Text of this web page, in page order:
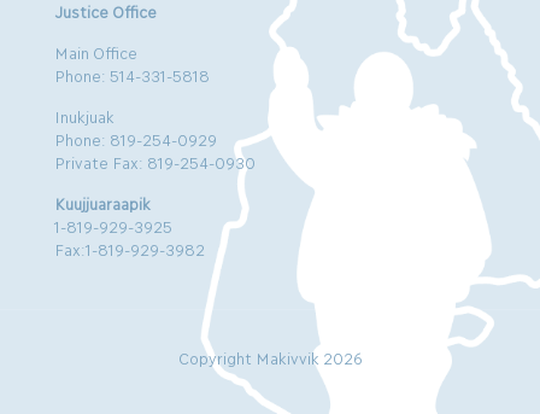
Justice Office
Main Office
Phone: 514-331-5818
Inukjuak
Phone: 819-254-0929
Private Fax: 819-254-0930
Kuujjuaraapik
1-819-929-3925
Fax:1-819-929-3982
Copyright Makivvik 2026